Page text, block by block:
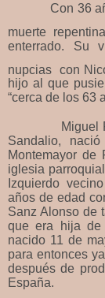
Con 36 años,
muerte repentina
enterrado. Su
nupcias con
hijo al que
“cerca de los 63
Miguel
Sandalio,
Montemayor
iglesia
Izquierdo
años de edad
Sanz Alonso de
que era hija de
nacido 11 de
para entonces
después de
España.